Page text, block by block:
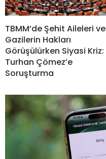
TBMM’de Şehit Aileleri ve
Gazilerin Hakları
Görüşülürken Siyasi Kriz:
Turhan Çömez’e
Soruşturma